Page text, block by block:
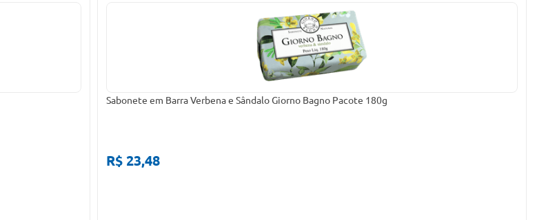
Sabonete em Barra Verbena e Sândalo Giorno Bagno Pacote 180g
R$ 23,48